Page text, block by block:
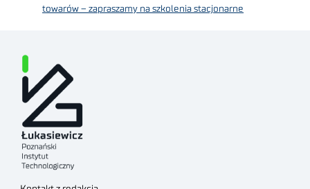
towarów – zapraszamy na szkolenia stacjonarne